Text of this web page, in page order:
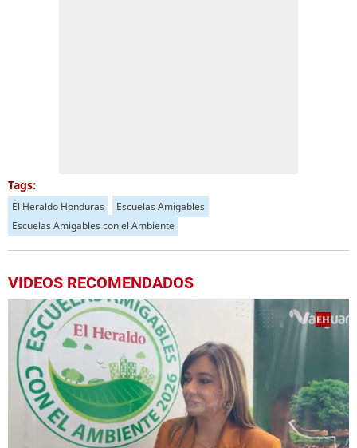
Tags:
El Heraldo Honduras
Escuelas Amigables
Escuelas Amigables con el Ambiente
VIDEOS RECOMENDADOS